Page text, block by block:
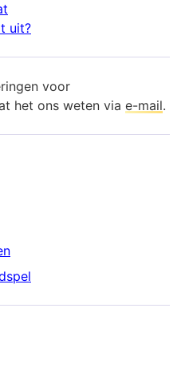
uit?
voor
het ons weten via e-mail.